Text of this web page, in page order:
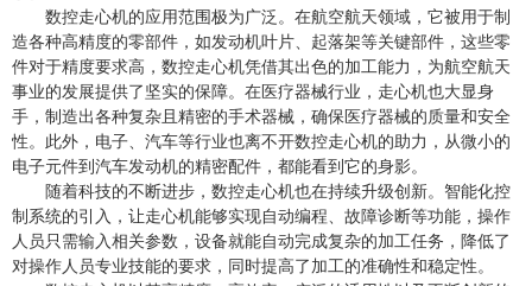
数控走心机的应用范围极为广泛。在航空航天领域，它被用于制
造各种高精度的零部件，如发动机叶片、起落架等关键部件，这些零
件对于精度要求高，数控走心机凭借其出色的加工能力，为航空航天
事业的发展提供了坚实的保障。在医疗器械行业，走心机也大显身
手，制造出各种复杂且精密的手术器械，确保医疗器械的质量和安全
性。此外，电子、汽车等行业也离不开数控走心机的助力，从微小的
电子元件到汽车发动机的精密配件，都能看到它的身影。
随着科技的不断进步，数控走心机也在持续升级创新。智能化控
制系统的引入，让走心机能够实现自动编程、故障诊断等功能，操作
人员只需输入相关参数，设备就能自动完成复杂的加工任务，降低了
对操作人员专业技能的要求，同时提高了加工的准确性和稳定性。